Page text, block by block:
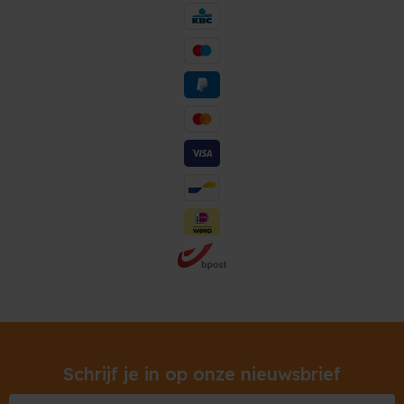
Schrijf je in op onze nieuwsbrief